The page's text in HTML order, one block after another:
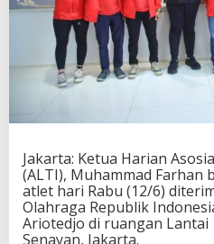
k
T
Y
a
g
M
e
n
g
i
Jakarta: Ketua Harian
(ALTI), Muhammad Farhan
atlet hari Rabu (12/6)
Olahraga Republik
Ariotedjo di ruangan Lantai
Senayan, Jakarta.